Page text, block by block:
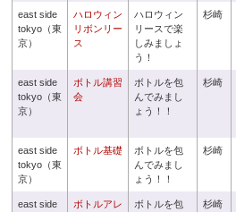
east side
tokyo（東
京）
ハロウィン
リボンリー
ス
ハロウィン
リースで楽
しみましょ
う！
杉崎
east side
tokyo（東
京）
ボトル講習
会
ボトルを包
んでみまし
ょう！！
杉崎
east side
tokyo（東
京）
ボトル基礎
ボトルを包
んでみまし
ょう！！
杉崎
east side
ボトルアレ
ボトルを包
杉崎